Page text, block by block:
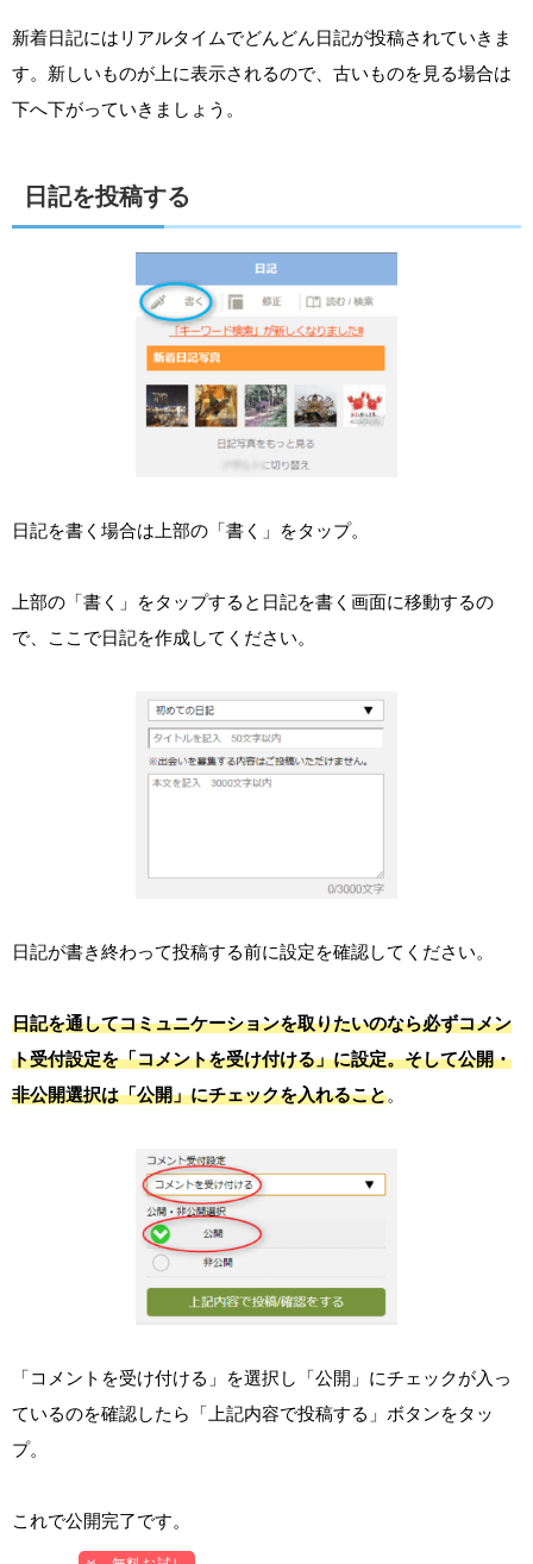
新着日記にはリアルタイムでどんどん日記が投稿されていきま
す。新しいものが上に表示されるので、古いものを見る場合は
下へ下がっていきましょう。
日記を投稿する
日記を書く場合は上部の「書く」をタップ。
上部の「書く」をタップすると日記を書く画面に移動するの
で、ここで日記を作成してください。
日記が書き終わって投稿する前に設定を確認してください。
日記を通してコミュニケーションを取りたいのなら必ずコメン
ト受付設定を「コメントを受け付ける」に設定。そして公開・
非公開選択は「公開」にチェックを入れること。
「コメントを受け付ける」を選択し「公開」にチェックが入っ
ているのを確認したら「上記内容で投稿する」ボタンをタッ
プ。
これで公開完了です。